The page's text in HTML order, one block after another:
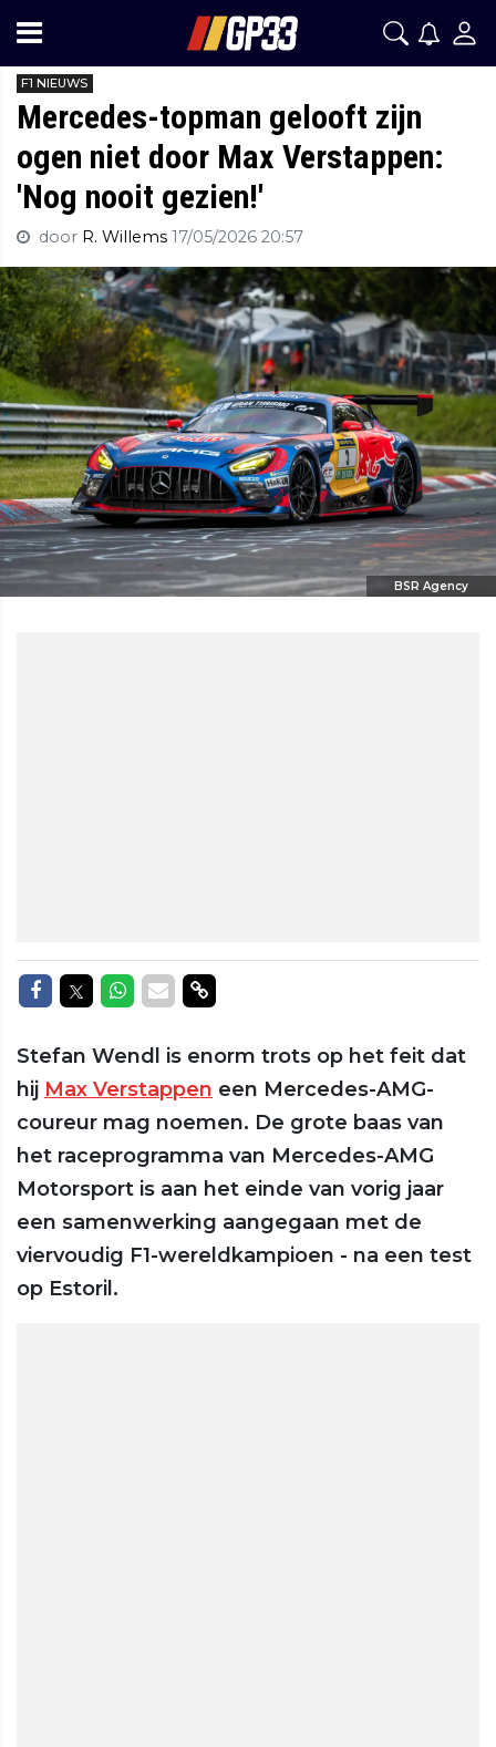
F1 NIEUWS
Mercedes-topman gelooft zijn
ogen niet door Max Verstappen:
'Nog nooit gezien!'
door R. Willems 17/05/2026 20:57
BSR Agency
Delen op Facebook
Delen op Twitter
Delen op Whatsapp
Delen via Mail
Delen via link
Stefan Wendl is enorm trots op het feit dat
hij Max Verstappen een Mercedes-AMG-
coureur mag noemen. De grote baas van
het raceprogramma van Mercedes-AMG
Motorsport is aan het einde van vorig jaar
een samenwerking aangegaan met de
viervoudig F1-wereldkampioen - na een test
op Estoril.